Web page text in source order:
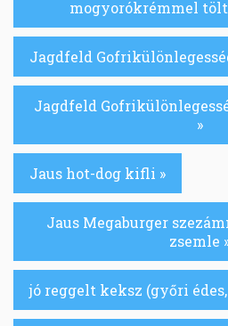
mogyorókrémmel
Jagdfeld
Jagdfeld
»
Jaus hot-dog kifli »
Jaus Megaburger
zsemle
jó reggelt keksz (győri édes,